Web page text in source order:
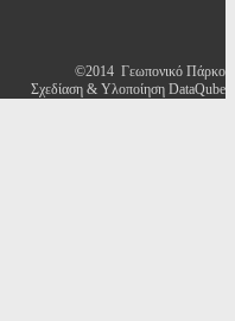
©2014 Γεωπονικό Πάρκο
Σχεδίαση & Υλοποίηση DataQube